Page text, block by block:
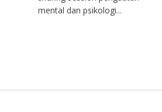
mental dan psikologi...